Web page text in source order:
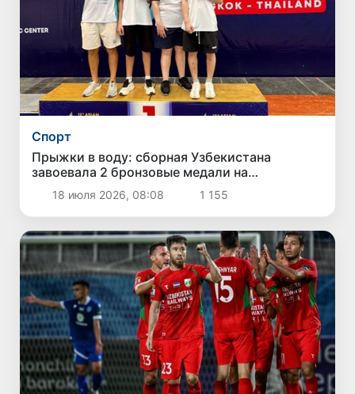
Спорт
Прыжки в воду: сборная Узбекистана
завоевала 2 бронзовые медали на
юношеском чемпионате Азии
18 июля 2026, 08:08 1 155